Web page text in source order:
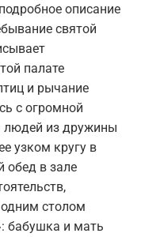
описание
святой
палате
и рычание
с огромной
людей из дружины
узком кругу в
обед в зале
столом
бабушка и мать